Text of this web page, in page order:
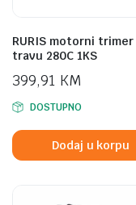
RURIS motorni trimer
travu 280C 1KS
399,91 KM
DOSTUPNO
Dodaj u korpu